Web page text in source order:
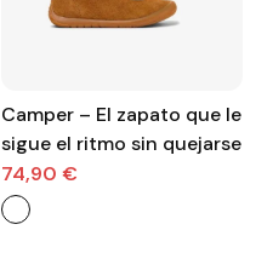
Camper – El zapato que le
sigue el ritmo sin quejarse
74,90 €